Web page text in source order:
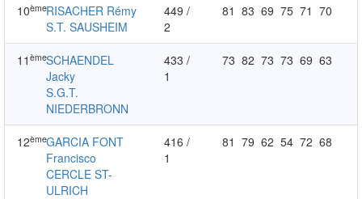
10èmeRISACHER Rémy
S.T. SAUSHEIM
449 /
2
81 83 69 75 71 70
11 èmeSCHAENDEL
Jacky
S.G.T.
NIEDERBRONN
433 /
1
73 82 73 73 69 63
12èmeGARCIA FONT
Francisco
CERCLE ST-
ULRICH
416 /
1
81 79 62 54 72 68